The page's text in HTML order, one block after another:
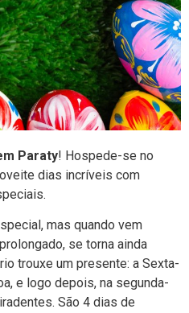
Paraty! Hospede-se no
dias incríveis com
mas quando vem
se torna ainda
trouxe um presente: a Sexta-
e logo depois, na segunda-
São 4 dias de